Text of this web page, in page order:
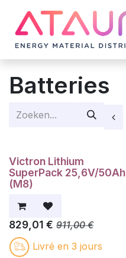
Batteries
Victron Lithium
SuperPack 25,6V/50Ah
(M8)
829,01 € 911,00€
Livré en 3 jours